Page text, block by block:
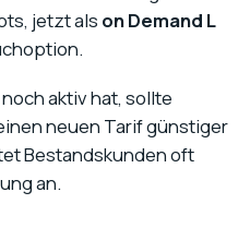
jetzt als on Demand L
aktiv hat, sollte
neuen Tarif günstiger
Bestandskunden oft
an.